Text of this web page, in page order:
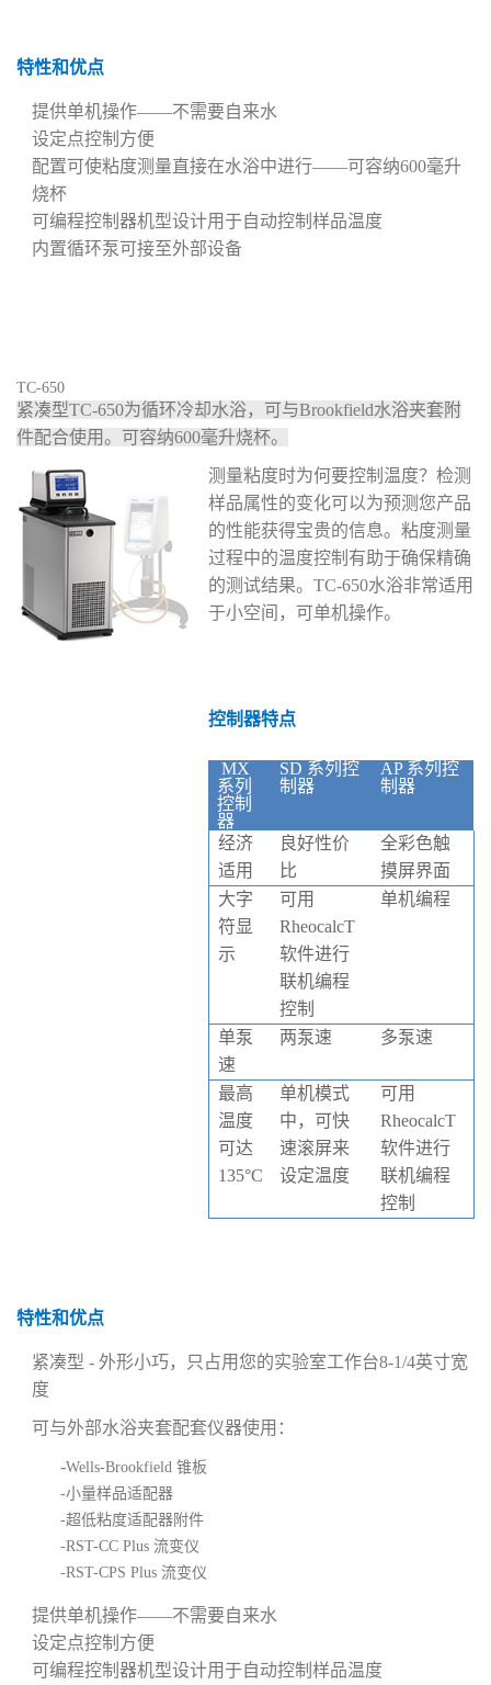
特性和优点
提供单机操作——不需要自来水
设定点控制方便
配置可使粘度测量直接在水浴中进行——可容纳600毫升
烧杯
可编程控制器机型设计用于自动控制样品温度
内置循环泵可接至外部设备
TC-650
紧凑型TC-650为循环冷却水浴，可与Brookfield水浴夹套附
件配合使用。可容纳600毫升烧杯。
测量粘度时为何要控制温度？检测
样品属性的变化可以为预测您产品
的性能获得宝贵的信息。粘度测量
过程中的温度控制有助于确保精确
的测试结果。TC-650水浴非常适用
于小空间，可单机操作。
控制器特点
MX
系列
控制
器
SD 系列控
制器
AP 系列控
制器
经济
适用
良好性价
比
全彩色触
摸屏界面
大字
符显
示
可用
RheocalcT
软件进行
联机编程
控制
单机编程
单泵
速
两泵速 多泵速
最高
温度
可达
135°C
单机模式
中，可快
速滚屏来
设定温度
可用
RheocalcT
软件进行
联机编程
控制
特性和优点
紧凑型 - 外形小巧，只占用您的实验室工作台8-1/4英寸宽
度
可与外部水浴夹套配套仪器使用：
-Wells-Brookfield 锥板
-小量样品适配器
-超低粘度适配器附件
-RST-CC Plus 流变仪
-RST-CPS Plus 流变仪
提供单机操作——不需要自来水
设定点控制方便
可编程控制器机型设计用于自动控制样品温度